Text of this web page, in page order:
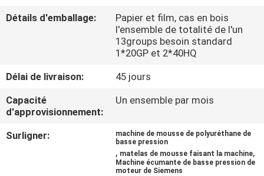
QUALITÉ
NOUS
DEMANDEZ
UNE
Détails d'emballage:
Papier et film, cas en bois
l'ensemble de totalité de l'un
13groups besoin standard
1*20GP et 2*40HQ
Délai de livraison:
45 jours
Capacité
d'approvisionnement:
Un ensemble par mois
Surligner:
machine de mousse de polyuréthane de
basse pression
, matelas de mousse faisant la machine,
Machine écumante de basse pression de
moteur de Siemens